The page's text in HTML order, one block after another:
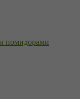
помидорами